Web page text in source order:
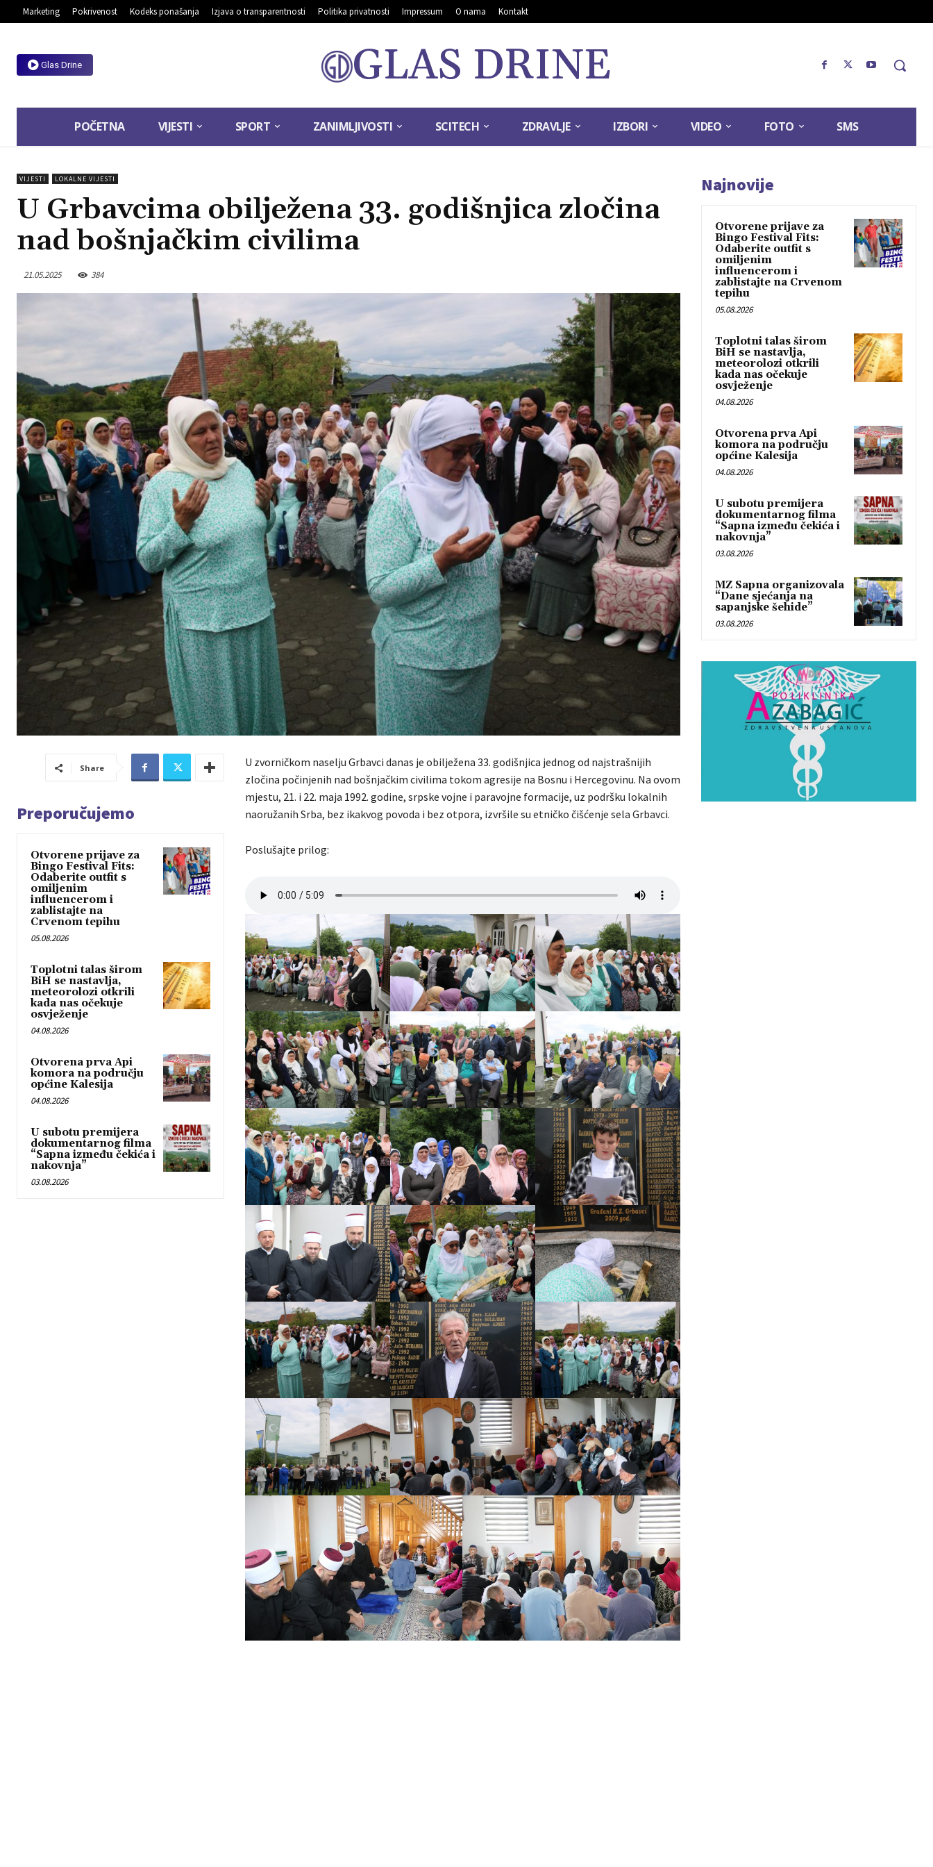
Marketing Pokrivenost Kodeks ponašanja Izjava o transparentnosti Politika privatnosti Impressum O nama Kontakt
Glas Drine GLAS DRINE
POČETNA VIJESTI SPORT ZANIMLJIVOSTI SCITECH ZDRAVLJE IZBORI VIDEO FOTO SMS
VIJESTI LOKALNE VIJESTI
U Grbavcima obilježena 33. godišnjica zločina
nad bošnjačkim civilima
21.05.2025 384
Share
Preporučujemo
Otvorene prijave za
Bingo Festival Fits:
Odaberite outfit s
omiljenim
influencerom i
zablistajte na
Crvenom tepihu
05.08.2026
Toplotni talas širom
BiH se nastavlja,
meteorolozi otkrili
kada nas očekuje
osvježenje
04.08.2026
Otvorena prva Api
komora na području
općine Kalesija
04.08.2026
U subotu premijera
dokumentarnog filma
“Sapna između čekića i
nakovnja”
03.08.2026
U zvorničkom naselju Grbavci danas je obilježena 33. godišnjica jednog od najstrašnijih
zločina počinjenih nad bošnjačkim civilima tokom agresije na Bosnu i Hercegovinu. Na ovom
mjestu, 21. i 22. maja 1992. godine, srpske vojne i paravojne formacije, uz podršku lokalnih
naoružanih Srba, bez ikakvog povoda i bez otpora, izvršile su etničko čišćenje sela Grbavci.
Poslušajte prilog:
Najnovije
Otvorene prijave za
Bingo Festival Fits:
Odaberite outfit s
omiljenim
influencerom i
zablistajte na Crvenom
tepihu
05.08.2026
Toplotni talas širom
BiH se nastavlja,
meteorolozi otkrili
kada nas očekuje
osvježenje
04.08.2026
Otvorena prva Api
komora na području
općine Kalesija
04.08.2026
U subotu premijera
dokumentarnog filma
“Sapna između čekića i
nakovnja”
03.08.2026
MZ Sapna organizovala
“Dane sjećanja na
sapanjske šehide”
03.08.2026